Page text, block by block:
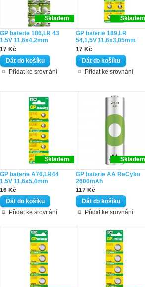
Skladem
GP baterie 186,LR 43
1,5V 11,6x4,2mm
17 Kč
Přidat ke srovnání
Skladem
GP baterie 189,LR
54,1,5V 11,6x3,05mm
17 Kč
Přidat ke srovnání
Skladem
GP baterie A76,LR44
1,5V 11,6x5,4mm
16 Kč
Přidat ke srovnání
Skladem
GP baterie AA ReCyko
2600mAh
117 Kč
Přidat ke srovnání